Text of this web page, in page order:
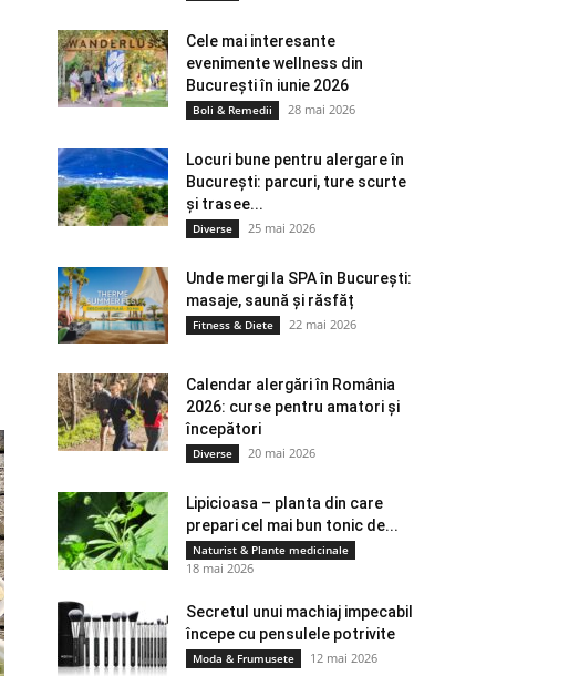
Cele mai interesante
evenimente wellness din
București în iunie 2026
Boli & Remedii 28 mai 2026
Locuri bune pentru alergare în
București: parcuri, ture scurte
și trasee...
Diverse 25 mai 2026
Unde mergi la SPA în București:
masaje, saună și răsfăț
Fitness & Diete 22 mai 2026
Calendar alergări în România
2026: curse pentru amatori și
începători
Diverse 20 mai 2026
Lipicioasa – planta din care
prepari cel mai bun tonic de...
Naturist & Plante medicinale
18 mai 2026
Secretul unui machiaj impecabil
începe cu pensulele potrivite
Moda & Frumusete 12 mai 2026